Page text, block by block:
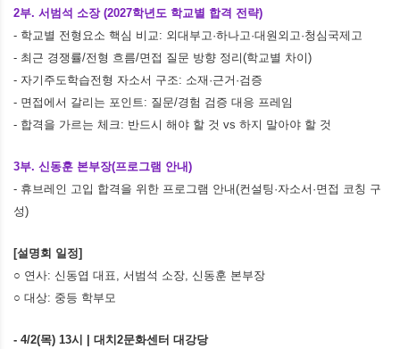
2부. 서범석 소장 (2027학년도 학교별 합격 전략)
- 학교별 전형요소 핵심 비교: 외대부고·하나고·대원외고·청심국제고
- 최근 경쟁률/전형 흐름/면접 질문 방향 정리(학교별 차이)
- 자기주도학습전형 자소서 구조: 소재 ·근거 ·검증
- 면접에서 갈리는 포인트: 질문/경험 검증 대응 프레임
- 합격을 가르는 체크: 반드시 해야 할 것 vs 하지 말아야 할 것
3부. 신동훈 본부장(프로그램 안내)
- 휴브레인 고입 합격을 위한 프로그램 안내(컨설팅·자소서·면접 코칭 구
성)
[설명회 일정]
○ 연사: 신동엽 대표, 서범석 소장, 신동훈 본부장
○ 대상: 중등 학부모
- 4/2(목) 13시 | 대치2문화센터 대강당